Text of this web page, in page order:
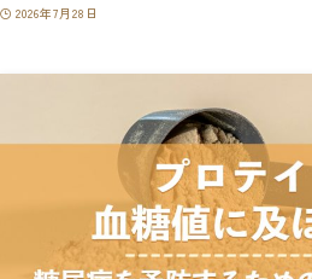
2026年7月28日